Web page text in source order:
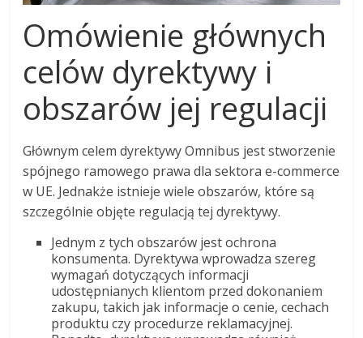
Omówienie głównych
celów dyrektywy i
obszarów jej regulacji
Głównym celem dyrektywy Omnibus jest stworzenie
spójnego ramowego prawa dla sektora e-commerce
w UE. Jednakże istnieje wiele obszarów, które są
szczególnie objęte regulacją tej dyrektywy.
Jednym z tych obszarów jest ochrona
konsumenta. Dyrektywa wprowadza szereg
wymagań dotyczących informacji
udostępnianych klientom przed dokonaniem
zakupu, takich jak informacje o cenie, cechach
produktu czy procedurze reklamacyjnej.